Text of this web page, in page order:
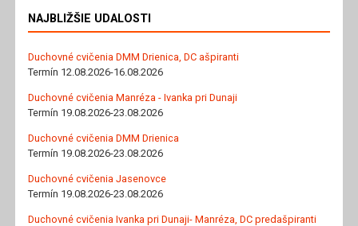
NAJBLIŽŠIE UDALOSTI
Duchovné cvičenia DMM Drienica, DC ašpiranti
Termín 12.08.2026-16.08.2026
Duchovné cvičenia Manréza - Ivanka pri Dunaji
Termín 19.08.2026-23.08.2026
Duchovné cvičenia DMM Drienica
Termín 19.08.2026-23.08.2026
Duchovné cvičenia Jasenovce
Termín 19.08.2026-23.08.2026
Duchovné cvičenia Ivanka pri Dunaji- Manréza, DC predašpiranti